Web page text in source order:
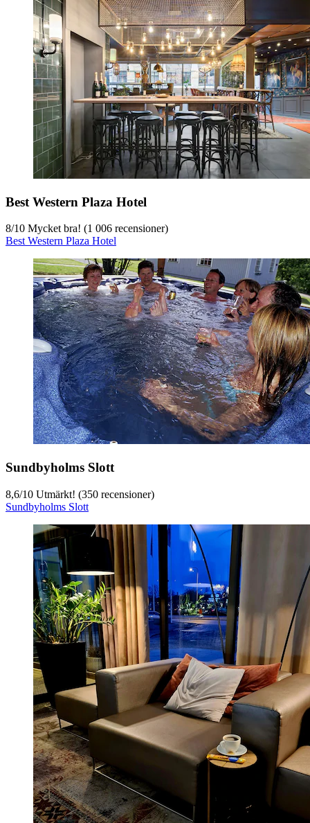
Best Western Plaza Hotel
8/10 Mycket bra! (1 006 recensioner)
Best Western Plaza Hotel
Sundbyholms Slott
8,6/10 Utmärkt! (350 recensioner)
Sundbyholms Slott